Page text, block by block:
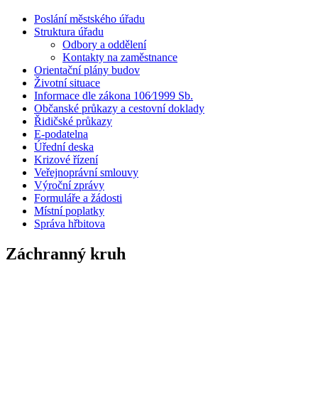
Poslání městského úřadu
Struktura úřadu
Odbory a oddělení
Kontakty na zaměstnance
Orientační plány budov
Životní situace
Informace dle zákona 106⁄1999 Sb.
Občanské průkazy a cestovní doklady
Řidičské průkazy
E-podatelna
Úřední deska
Krizové řízení
Veřejnoprávní smlouvy
Výroční zprávy
Formuláře a žádosti
Místní poplatky
Správa hřbitova
Záchranný kruh